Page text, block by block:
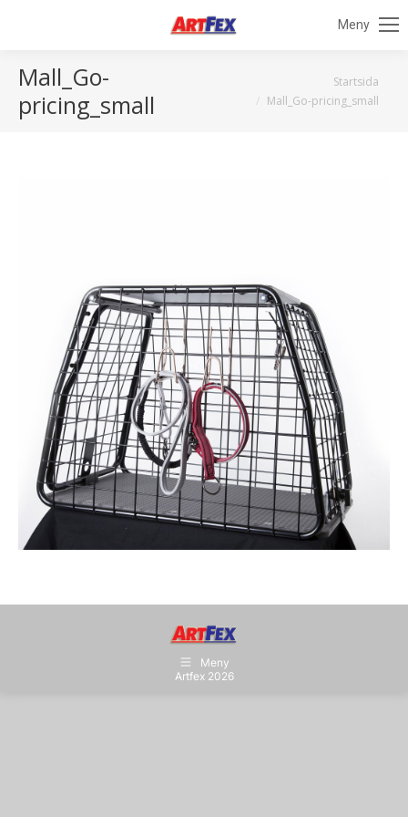
Meny
Mall_Go-
pricing_small
Startsida
Mall_Go-pricing_small
Meny
Artfex 2026